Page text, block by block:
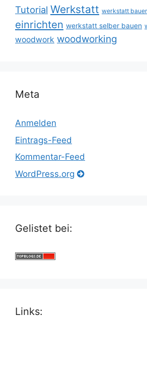
Tutorial Werkstatt werkstatt
einrichten werkstatt selber bauen
woodwork woodworking
Meta
Anmelden
Eintrags-Feed
Kommentar-Feed
WordPress.org
Gelistet bei:
Links: